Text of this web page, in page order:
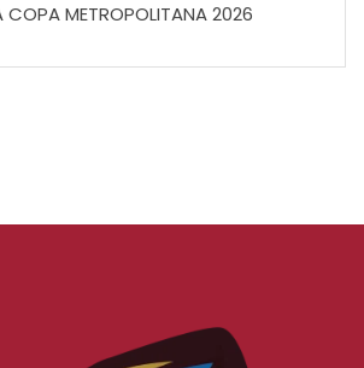
COPA METROPOLITANA 2026